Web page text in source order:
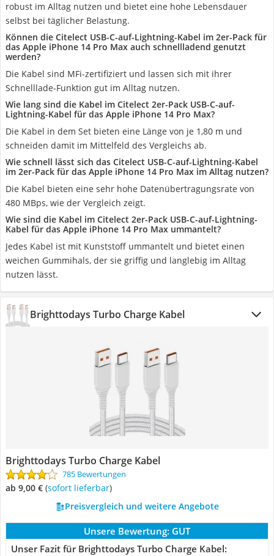
robust im Alltag nutzen und bietet eine hohe Lebensdauer
selbst bei täglicher Belastung.
Können die Citelect USB-C-auf-Lightning-Kabel im 2er-Pack für
das Apple iPhone 14 Pro Max auch schnellladend genutzt
werden?
Die Kabel sind ‎MFi-zertifiziert und lassen sich mit ihrer
Schnelllade-Funktion gut im Alltag nutzen.
Wie lang sind die Kabel im Citelect 2er-Pack USB-C-auf-
Lightning-Kabel für das Apple iPhone 14 Pro Max?
Die Kabel in dem Set bieten eine Länge von je 1,80 m und
schneiden damit im Mittelfeld des Vergleichs ab.
Wie schnell lässt sich das Citelect USB-C-auf-Lightning-Kabel
im 2er-Pack für das Apple iPhone 14 Pro Max im Alltag nutzen?
Die Kabel bieten eine sehr hohe Datenübertragungsrate von
480 MBps, wie der Vergleich zeigt.
Wie sind die Kabel im Citelect 2er-Pack USB-C-auf-Lightning-
Kabel für das Apple iPhone 14 Pro Max ummantelt?
Jedes Kabel ist mit Kunststoff ummantelt und bietet einen
weichen Gummihals, der sie griffig und langlebig im Alltag
nutzen lässt.
Brighttodays Turbo Charge Kabel
Brighttodays Turbo Charge Kabel
785 Bewertungen
ab 9,00 € ( Sofort lieferbar)
Preisvergleich und weitere Angebote
Unsere Bewertung: GUT
Unser Fazit für Brighttodays Turbo Charge Kabel: